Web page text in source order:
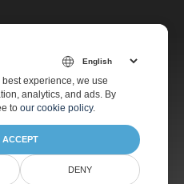
experience, we use
analytics, and ads. By
to our cookie policy.
ACCEPT
DENY